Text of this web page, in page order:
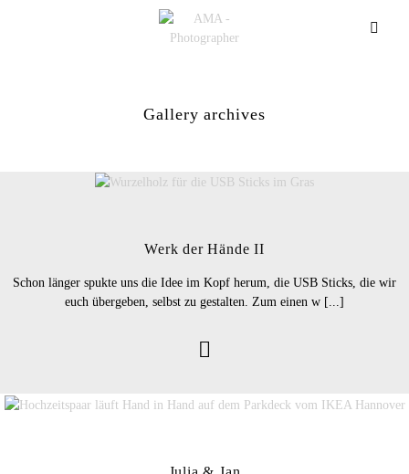
Gallery archives
Werk der Hände II
Schon länger spukte uns die Idee im Kopf herum, die USB Sticks, die wir
euch übergeben, selbst zu gestalten. Zum einen w [...]